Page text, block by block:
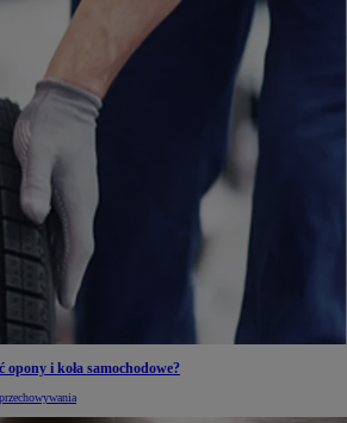
i koła samochodowe?